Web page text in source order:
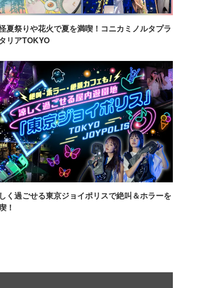
夏祭りや花火で夏を満喫！コニカミノルタプラ
リアTOKYO
く過ごせる東京ジョイポリスで絶叫＆ホラーを
！